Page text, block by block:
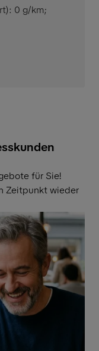
0 g/km;
für Sie!
Zeitpunkt wieder